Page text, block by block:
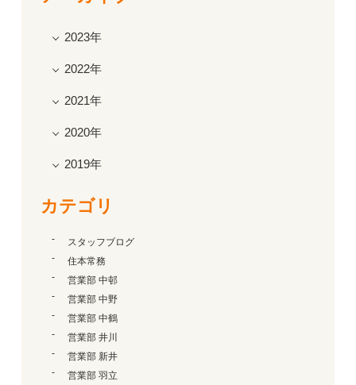
2023年
2022年
2021年
2020年
2019年
カテゴリ
スタッフブログ
住本常務
営業部 中邨
営業部 中野
営業部 中鶴
営業部 井川
営業部 新井
営業部 羽立